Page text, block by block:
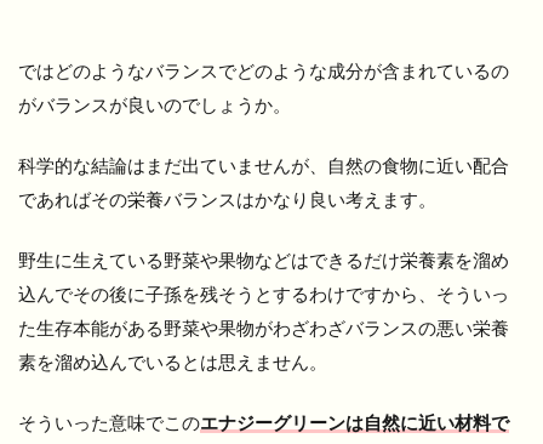
ではどのようなバランスでどのような成分が含まれているの
がバランスが良いのでしょうか。
科学的な結論はまだ出ていませんが、自然の食物に近い配合
であればその栄養バランスはかなり良い考えます。
野生に生えている野菜や果物などはできるだけ栄養素を溜め
込んでその後に子孫を残そうとするわけですから、そういっ
た生存本能がある野菜や果物がわざわざバランスの悪い栄養
素を溜め込んでいるとは思えません。
そういった意味でこのエナジーグリーンは自然に近い材料で